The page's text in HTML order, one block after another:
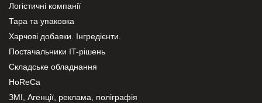
Логістичні компанії
Тара та упаковка
Харчові добавки. Інгредієнти.
Постачальники IT-рішень
Складське обладнання
HoReCa
ЗМІ, Агенції, реклама, поліграфія